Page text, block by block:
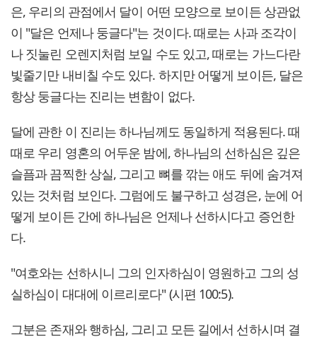
은, 우리의 관점에서 달이 어떤 모양으로 보이든 상관없
이 "달은 언제나 둥글다"는 것이다. 때로는 사과 조각이
나 짓눌린 오렌지처럼 보일 수도 있고, 때로는 가느다란
빛줄기만 내비칠 수도 있다. 하지만 어떻게 보이든, 달은
항상 둥글다는 진리는 변함이 없다.
달에 관한 이 진리는 하나님께도 동일하게 적용된다. 때
때로 우리 영혼의 어두운 밤에, 하나님의 선하심은 깊은
슬픔과 끔찍한 상실, 그리고 뼈를 깎는 애도 뒤에 숨겨져
있는 것처럼 보인다. 그럼에도 불구하고 성경은, 눈에 어
떻게 보이든 간에 하나님은 언제나 선하시다고 증언한
다.
"여호와는 선하시니 그의 인자하심이 영원하고 그의 성
실하심이 대대에 이르리로다" (시편 100:5).
그분은 존재와 행하심, 그리고 모든 길에서 선하시며 결